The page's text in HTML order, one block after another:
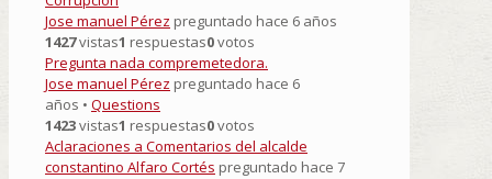
Jose manuel Pérez preguntado hace 6 años
1427vistas1 respuestas0votos
Pregunta nada compremetedora.
Jose manuel Pérez preguntado hace 6
años • Questions
1423vistas1 respuestas0votos
Aclaraciones a Comentarios del alcalde
constantino Alfaro Cortés preguntado hace 7